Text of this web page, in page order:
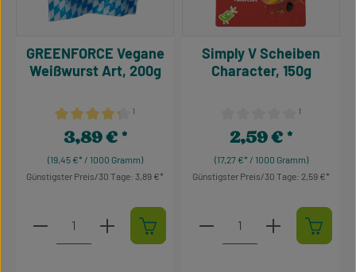
Durchschnittliche Bewertung von 4.15 von 5 Sternen
¹
GREENFORCE Vegane
Weißwurst Art, 200g
(19,45 €* / 1000 Gramm)
Regulärer Preis:
3,89 €
Günstigster Preis/30 Tage: 3,89 €
Produkt Anzahl: Gib den gewünschten Wert ein
Durchschnittliche
¹
Simply V Scheiben
Character, 150g
(17,27 €* / 1000 Gramm)
Regulärer Preis:
2,59 €
Günstigster Preis/30 Tage: 2,59 €
Produkt Anzahl: Gib